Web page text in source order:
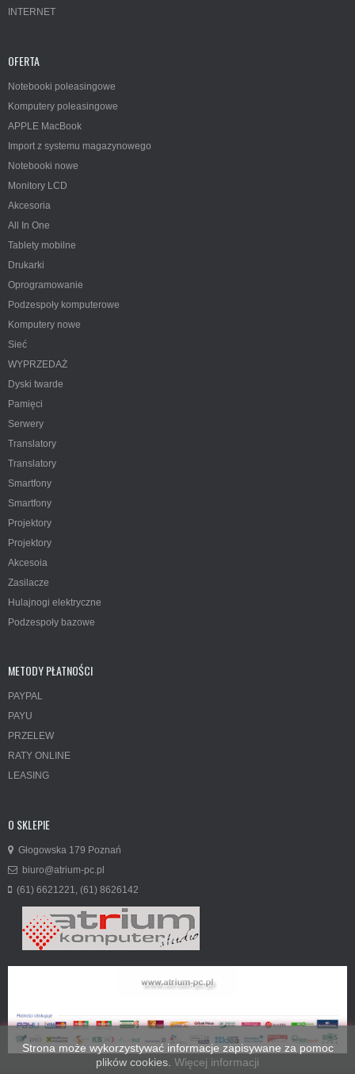
Strona może wykorzystywać informacje zapisywane za pomoc
plików cookies. Więcej informacji
INTERNET
OFERTA
Notebooki poleasingowe
Komputery poleasingowe
APPLE MacBook
Import z systemu magazynowego
Notebooki nowe
Monitory LCD
Akcesoria
All In One
Tablety mobilne
Drukarki
Oprogramowanie
Podzespoły komputerowe
Komputery nowe
Sieć
WYPRZEDAŻ
Dyski twarde
Pamięci
Serwery
Translatory
Translatory
Smartfony
Smartfony
Projektory
Projektory
Akcesoia
Zasilacze
Hulajnogi elektryczne
Podzespoły bazowe
METODY PŁATNOŚCI
PAYPAL
PAYU
PRZELEW
RATY ONLINE
LEASING
O SKLEPIE
Głogowska 179 Poznań
biuro@atrium-pc.pl
(61) 6621221, (61) 8626142